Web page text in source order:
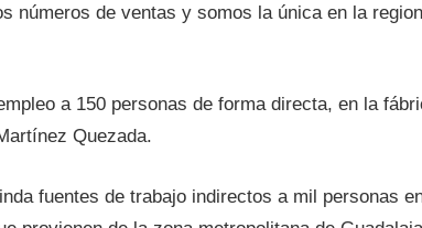
números de ventas y somos la única en la
a 150 personas de forma directa, en la
Quezada.
fuentes de trabajo indirectos a mil personas